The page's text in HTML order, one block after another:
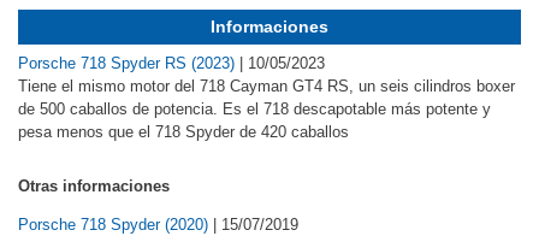
Informaciones
Porsche 718 Spyder RS (2023)
10/05/2023
Tiene el mismo motor del 718 Cayman GT4 RS, un seis cilindros boxer
de 500 caballos de potencia. Es el 718 descapotable más potente y
pesa menos que el 718 Spyder de 420 caballos
Otras informaciones
Porsche 718 Spyder (2020) 15/07/2019